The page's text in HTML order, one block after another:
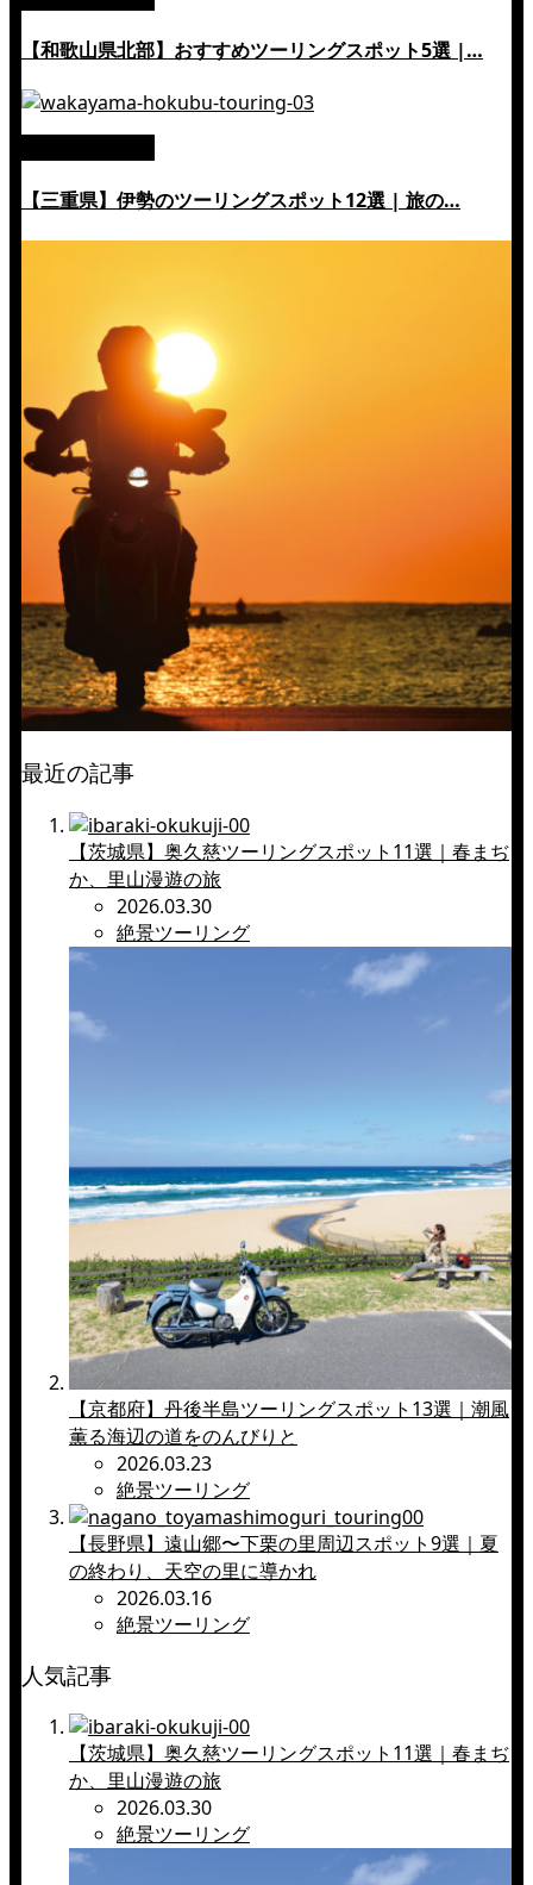
【和歌山県北部】おすすめツーリングスポット5選 |…
【三重県】伊勢のツーリングスポット12選 | 旅の…
最近の記事
【茨城県】奥久慈ツーリングスポット11選｜春まぢ
か、里山漫遊の旅
2026.03.30
絶景ツーリング
【京都府】丹後半島ツーリングスポット13選｜潮風
薫る海辺の道をのんびりと
2026.03.23
絶景ツーリング
【長野県】遠山郷〜下栗の里周辺スポット9選｜夏
の終わり、天空の里に導かれ
2026.03.16
絶景ツーリング
人気記事
【茨城県】奥久慈ツーリングスポット11選｜春まぢ
か、里山漫遊の旅
2026.03.30
絶景ツーリング